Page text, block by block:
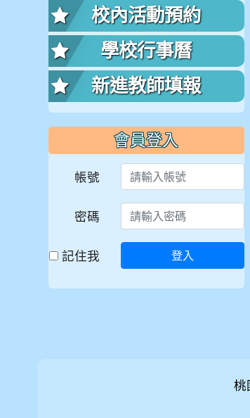
台
校內活動預約
學校行事曆
新進教師填報
會員登入
帳號
密碼
記住我 登入
桃